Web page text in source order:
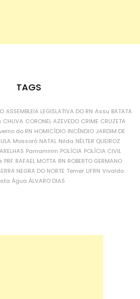
TAGS
ASSEMBLEIA LEGISLATIVA DO RN Assu BATATA
CHUVA CORONEL AZEVEDO CRIME CRUZETA
do RN HOMICÍDIO INCÊNDIO JARDIM DE
Mossoró NATAL Nilda NÉLTER QUEIROZ
Parnamirim POLÍCIA POLÍCIA CIVIL
PRF RAFAEL MOTTA RN ROBERTO GERMANO
NEGRA DO NORTE Temer UFRN Vivaldo
Água ÁLVARO DIAS